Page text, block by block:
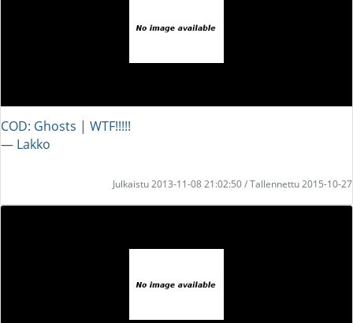
COD: Ghosts | WTF!!!!!
― Lakko
Julkaistu 2013-11-08 21:02:50 / Tallennettu 2015-10-27